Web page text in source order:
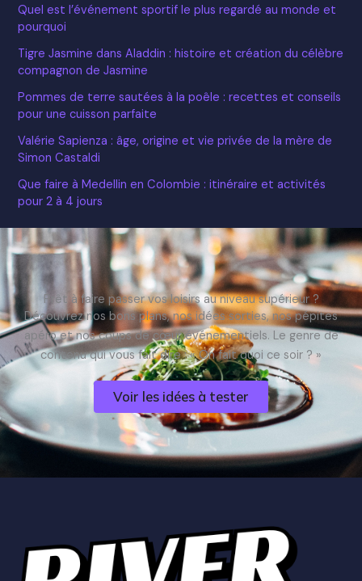
Quel est l’événement sportif le plus regardé au monde et
pourquoi
Tigre Jasmine dans Aladdin : histoire et création du célèbre
compagnon de Jasmine
Pommes de terre sautées à la poêle : recettes et conseils
pour une cuisson parfaite
Valérie Sapienza : âge, origine et vie privée de la mère de
Simon Castaldi
Que faire à Medellin en Colombie : itinéraire et activités
pour 2 à 4 jours
Prêt à faire passer vos loisirs au niveau supérieur ?
Découvrez nos bons plans, nos idées sorties, nos pépites
apéro et nos coups de cœur événementiels. Le genre de
contenu qui vous fait dire : « On fait quoi ce soir ? »
Voir les idées à tester